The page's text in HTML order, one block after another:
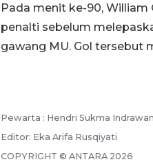
Pada menit ke-90,
penalti sebelum
gawang MU. Gol tersebut
Pewarta : Hendri Sukma Indrawan
Editor: Eka Arifa Rusqiyati
COPYRIGHT © ANTARA 2026